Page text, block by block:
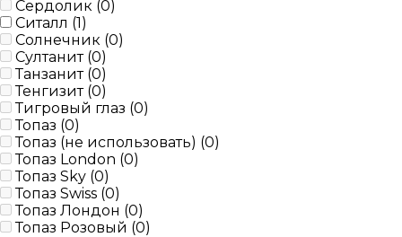
Сердолик (0)
Ситалл (1)
Солнечник (0)
Султанит (0)
Танзанит (0)
Тенгизит (0)
Тигровый глаз (0)
Топаз (0)
Топаз (не использовать) (0)
Топаз London (0)
Топаз Sky (0)
Топаз Swiss (0)
Топаз Лондон (0)
Топаз Розовый (0)